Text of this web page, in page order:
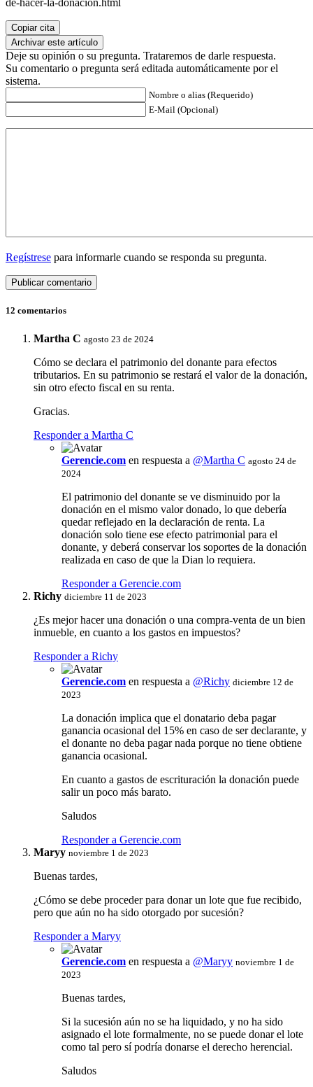
de-hacer-la-donacion.html
Copiar cita
Archivar este artículo
Deje su opinión o su pregunta. Trataremos de darle respuesta.
Su comentario o pregunta será editada automáticamente por el
sistema.
Nombre o alias (Requerido)
E-Mail (Opcional)
Regístrese para informarle cuando se responda su pregunta.
12 comentarios
Martha C agosto 23 de 2024
Cómo se declara el patrimonio del donante para efectos
tributarios. En su patrimonio se restará el valor de la donación,
sin otro efecto fiscal en su renta.
Gracias.
Responder a Martha C
Gerencie.com en respuesta a @Martha C agosto 24 de
2024
El patrimonio del donante se ve disminuido por la
donación en el mismo valor donado, lo que debería
quedar reflejado en la declaración de renta. La
donación solo tiene ese efecto patrimonial para el
donante, y deberá conservar los soportes de la donación
realizada en caso de que la Dian lo requiera.
Responder a Gerencie.com
Richy diciembre 11 de 2023
¿Es mejor hacer una donación o una compra-venta de un bien
inmueble, en cuanto a los gastos en impuestos?
Responder a Richy
Gerencie.com en respuesta a @Richy diciembre 12 de
2023
La donación implica que el donatario deba pagar
ganancia ocasional del 15% en caso de ser declarante, y
el donante no deba pagar nada porque no tiene obtiene
ganancia ocasional.
En cuanto a gastos de escrituración la donación puede
salir un poco más barato.
Saludos
Responder a Gerencie.com
Maryy noviembre 1 de 2023
Buenas tardes,
¿Cómo se debe proceder para donar un lote que fue recibido,
pero que aún no ha sido otorgado por sucesión?
Responder a Maryy
Gerencie.com en respuesta a @Maryy noviembre 1 de
2023
Buenas tardes,
Si la sucesión aún no se ha liquidado, y no ha sido
asignado el lote formalmente, no se puede donar el lote
como tal pero sí podría donarse el derecho herencial.
Saludos